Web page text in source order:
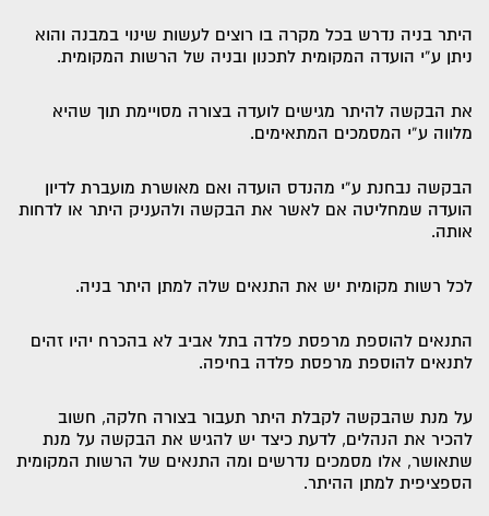
היתר בניה נדרש בכל מקרה בו רוצים לעשות שינוי במבנה והוא
ניתן ע”י הועדה המקומית לתכנון ובניה של הרשות המקומית.
את הבקשה להיתר מגישים לועדה בצורה מסויימת תוך שהיא
מלווה ע”י המסמכים המתאימים.
הבקשה נבחנת ע”י מהנדס הועדה ואם מאושרת מועברת לדיון
הועדה שמחליטה אם לאשר את הבקשה ולהעניק היתר או לדחות
אותה.
לכל רשות מקומית יש את התנאים שלה למתן היתר בניה.
התנאים להוספת מרפסת פלדה בתל אביב לא בהכרח יהיו זהים
לתנאים להוספת מרפסת פלדה בחיפה.
על מנת שהבקשה לקבלת היתר תעבור בצורה חלקה, חשוב
להכיר את הנהלים, לדעת כיצד יש להגיש את הבקשה על מנת
שתאושר, אלו מסמכים נדרשים ומה התנאים של הרשות המקומית
הספציפית למתן ההיתר.